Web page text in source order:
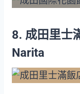
8. 成田里士
Narita